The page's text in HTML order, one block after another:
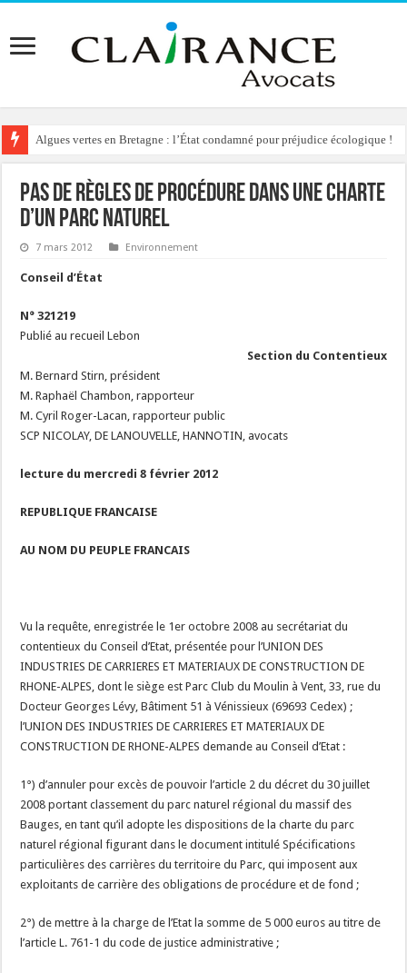
Algues vertes en Bretagne : l’État condamné pour préjudice écologique !
Reconstruction de chalets d’alpage : le préfet condamné à délivrer
Pas de règles de procédure dans une charte
d’un parc naturel
7 mars 2012 Environnement
Conseil d’État
N° 321219
Publié au recueil Lebon
Section du Contentieux
M. Bernard Stirn, président
M. Raphaël Chambon, rapporteur
M. Cyril Roger-Lacan, rapporteur public
SCP NICOLAY, DE LANOUVELLE, HANNOTIN, avocats
lecture du mercredi 8 février 2012
REPUBLIQUE FRANCAISE
AU NOM DU PEUPLE FRANCAIS
Vu la requête, enregistrée le 1er octobre 2008 au secrétariat du
contentieux du Conseil d’Etat, présentée pour l’UNION DES
INDUSTRIES DE CARRIERES ET MATERIAUX DE CONSTRUCTION DE
RHONE-ALPES, dont le siège est Parc Club du Moulin à Vent, 33, rue du
Docteur Georges Lévy, Bâtiment 51 à Vénissieux (69693 Cedex) ;
l’UNION DES INDUSTRIES DE CARRIERES ET MATERIAUX DE
CONSTRUCTION DE RHONE-ALPES demande au Conseil d’Etat :
1°) d’annuler pour excès de pouvoir l’article 2 du décret du 30 juillet
2008 portant classement du parc naturel régional du massif des
Bauges, en tant qu’il adopte les dispositions de la charte du parc
naturel régional figurant dans le document intitulé Spécifications
particulières des carrières du territoire du Parc, qui imposent aux
exploitants de carrière des obligations de procédure et de fond ;
2°) de mettre à la charge de l’Etat la somme de 5 000 euros au titre de
l’article L. 761-1 du code de justice administrative ;